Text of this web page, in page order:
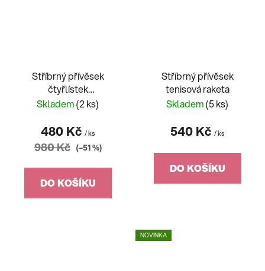
Stříbrný přívěsek
čtyřlístek
celokamenový
Skladem(2 ks)
480 Kč / ks
980 Kč (–51 %)
DO KOŠÍKU
Stříbrný přívěsek
tenisová raketa
Skladem(5 ks)
540 Kč / ks
DO KOŠÍKU
NOVINKA